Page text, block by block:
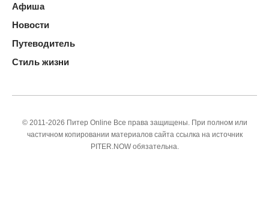
Афиша
Новости
Путеводитель
Стиль жизни
© 2011-2026 Питер Online Все права защищены. При полном или
частичном копировании материалов сайта ссылка на источник
PITER.NOW обязательна.